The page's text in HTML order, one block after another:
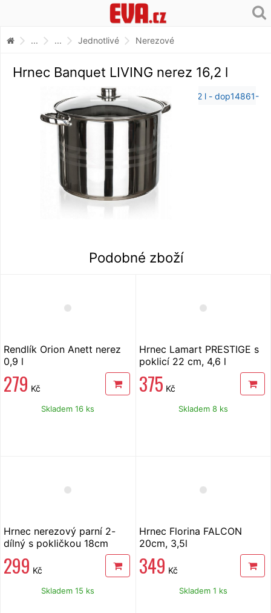
... ... Jednotlivé Nerezové
Hrnec Banquet LIVING nerez 16,2 l
Podobné zboží
Rendlík Orion Anett nerez
0,9 l
279 Kč
Skladem 16 ks
Hrnec Lamart PRESTIGE s
poklicí 22 cm, 4,6 l
375 Kč
Skladem 8 ks
Hrnec nerezový parní 2-
dílný s pokličkou 18cm
299 Kč
Skladem 15 ks
Hrnec Florina FALCON
20cm, 3,5l
349 Kč
Skladem 1 ks